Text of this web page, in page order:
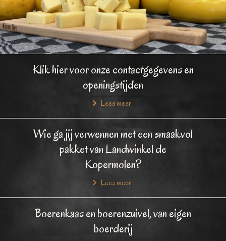
Klik hier voor onze contactgegevens en
openingstijden
Lees meer
Wie ga jij verwennen met een smaakvol
pakket van Landwinkel de
Kopermolen?
Lees meer
Boerenkaas en boerenzuivel, van eigen
boerderij